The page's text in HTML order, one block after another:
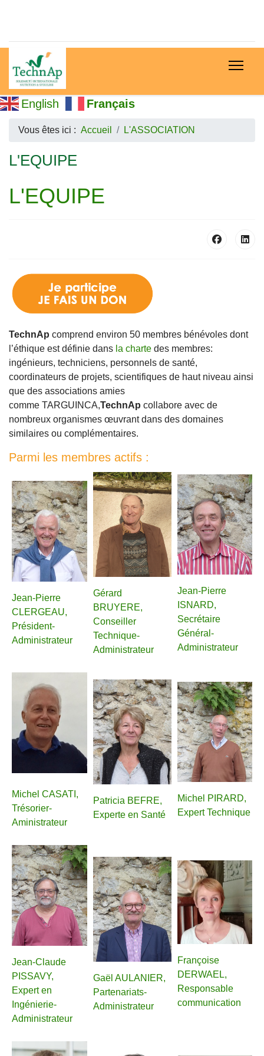
English Français
Vous êtes ici : Accueil L'ASSOCIATION
L'EQUIPE
L'EQUIPE
TechnAp comprend environ 50 membres bénévoles dont
l’éthique est définie dans la charte des membres:
ingénieurs, techniciens, personnels de santé,
coordinateurs de projets, scientifiques de haut niveau ainsi
que des associations amies
comme TARGUINCA,TechnAp collabore avec de
nombreux organismes œuvrant dans des domaines
similaires ou complémentaires.
Parmi les membres actifs :
Jean-Pierre
CLERGEAU,
Président-
Administrateur
Gérard
BRUYERE,
Conseiller
Technique-
Administrateur
Jean-Pierre
ISNARD,
Secrétaire
Général-
Administrateur
Michel CASATI,
Trésorier-
Aministrateur
Patricia BEFRE,
Experte en Santé
Michel PIRARD,
Expert Technique
Jean-Claude
PISSAVY,
Expert en
Ingénierie-
Administrateur
Gaël AULANIER,
Partenariats-
Administrateur
Françoise
DERWAEL,
Responsable
communication